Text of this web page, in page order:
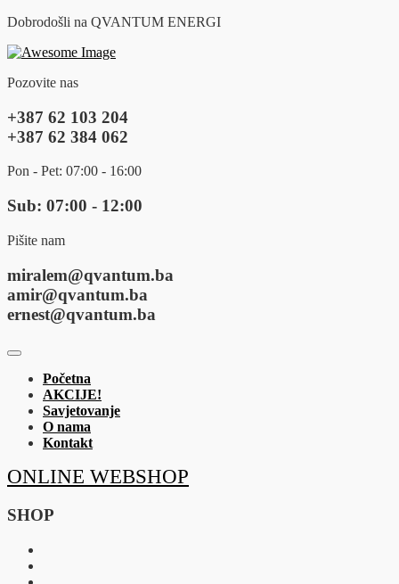
Dobrodošli na QVANTUM ENERGI
Pozovite nas
+387 62 103 204
+387 62 384 062
Pon - Pet: 07:00 - 16:00
Sub: 07:00 - 12:00
Pišite nam
miralem@qvantum.ba
amir@qvantum.ba
ernest@qvantum.ba
Početna
AKCIJE!
Savjetovanje
O nama
Kontakt
ONLINE WEBSHOP
SHOP